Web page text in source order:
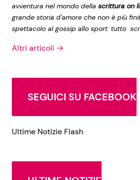
avventura nel mondo della scrittura on
grande storia d'amore che non è più
spettacolo al gossip allo sport: tutto
Altri articoli →
SEGUICI SU FACEBOOK
Ultime Notizie Flash